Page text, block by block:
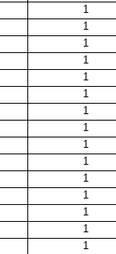
1
1
1
1
1
1
1
1
1
1
1
1
1
1
1